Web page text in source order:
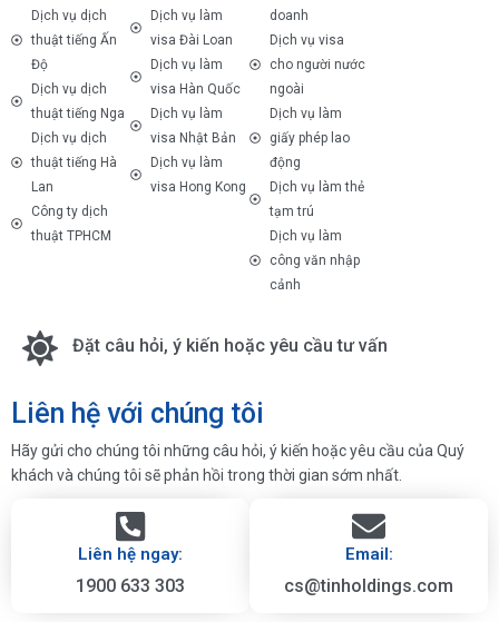
Dịch vụ dịch
thuật tiếng Ấn
Độ
Dịch vụ dịch
thuật tiếng Nga
Dịch vụ dịch
thuật tiếng Hà
Lan
Công ty dịch
thuật TPHCM
Dịch vụ làm
visa Đài Loan
Dịch vụ làm
visa Hàn Quốc
Dịch vụ làm
visa Nhật Bản
Dịch vụ làm
visa Hong Kong
doanh
Dịch vụ visa
cho người nước
ngoài
Dịch vụ làm
giấy phép lao
động
Dịch vụ làm thẻ
tạm trú
Dịch vụ làm
công văn nhập
cảnh
Đặt câu hỏi, ý kiến hoặc yêu cầu tư vấn
Liên hệ với chúng tôi
Hãy gửi cho chúng tôi những câu hỏi, ý kiến hoặc yêu cầu của Quý
khách và chúng tôi sẽ phản hồi trong thời gian sớm nhất.
Liên hệ ngay:
1900 633 303
Email:
cs@tinholdings.com